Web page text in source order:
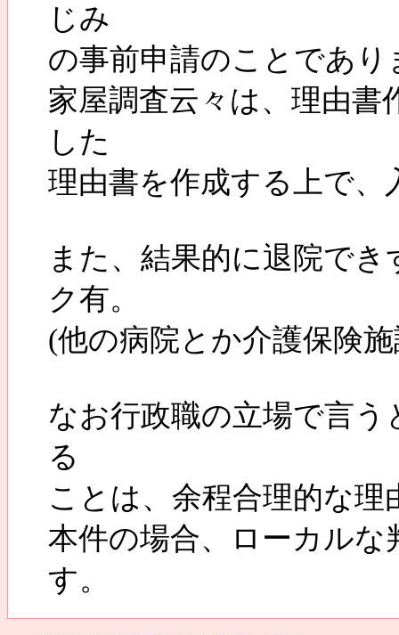
じみ
の事前申請のことであり
家屋調査云々は、理由
した
理由書を作成する上で
また、結果的に退院で
ク有。
(他の病院とか介護保険
なお行政職の立場で言
る
ことは、余程合理的な
本件の場合、ローカル
す。